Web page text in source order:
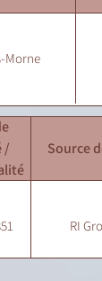
Morne
/
Source
RI